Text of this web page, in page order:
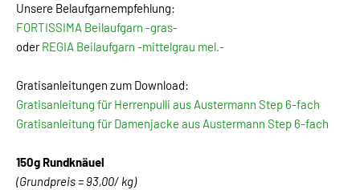
Unsere Belaufgarnempfehlung:
FORTISSIMA Beilaufgarn -gras-
oderREGIA Beilaufgarn -mittelgrau mel.-
Gratisanleitungen zum Download:
Gratisanleitung für Herrenpulli aus Austermann Step 6-fach
Gratisanleitung für Damenjacke aus Austermann Step 6-fach
150g Rundknäuel
(Grundpreis = 93,00/ kg)